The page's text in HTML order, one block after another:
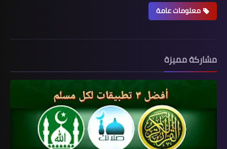
معلومات عامة
مشاركة مميزة